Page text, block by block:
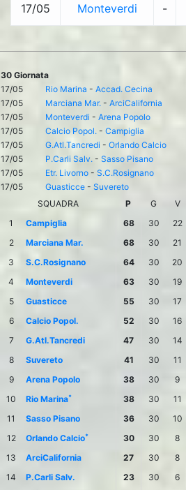
17/05 Monteverdi -
30 Giornata
17/05
Rio Marina - Accad. Cecina
17/05
Marciana Mar. - ArciCalifornia
17/05
Monteverdi - Arena Popolo
17/05
Calcio Popol. - Campiglia
17/05
G.Atl.Tancredi - Orlando Calcio
17/05
P.Carli Salv. - Sasso Pisano
17/05
Etr. Livorno - S.C.Rosignano
17/05
Guasticce - Suvereto
SQUADRA
P G V
1
Campiglia 68 30 22
2
Marciana Mar. 68 30 21
3
S.C.Rosignano 64 30 20
4
Monteverdi 63 30 19
5
Guasticce 55 30 17
6
Calcio Popol. 52 30 16
7
G.Atl.Tancredi 47 30 14
8
Suvereto 41 30 11
9
Arena Popolo 38 30 9
10
Rio Marina* 38 30 11
11
Sasso Pisano 36 30 10
12
Orlando Calcio* 30 30 8
13
ArciCalifornia 27 30 8
14
P.Carli Salv. 23 30 6